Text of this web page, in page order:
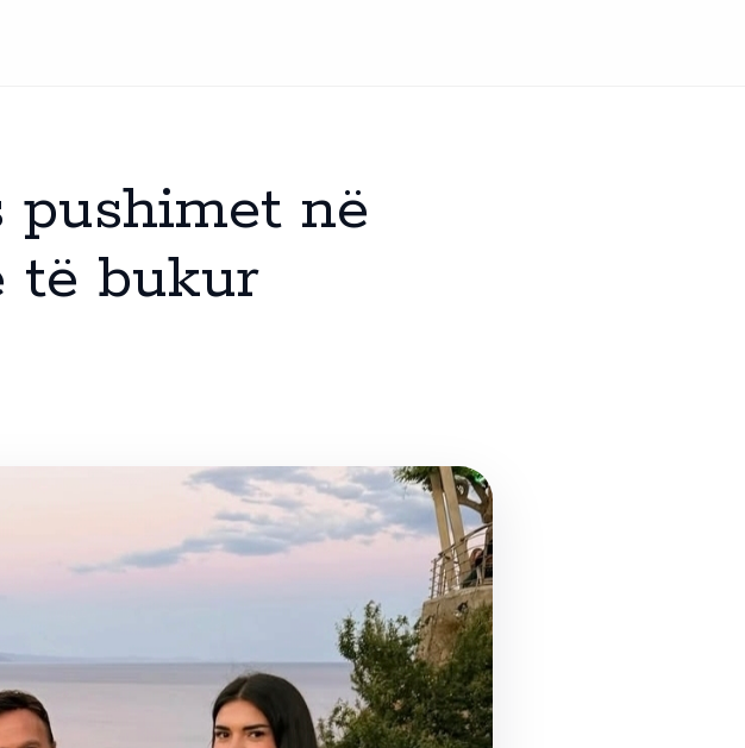
në
të bukur